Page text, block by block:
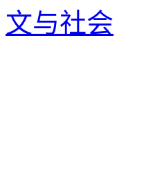
文与社会